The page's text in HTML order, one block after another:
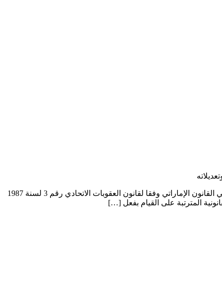
المسؤولية الجنائية وموانعها في القانون الإماراتي وفقا لقانون العقوبات الاتحادي رقم 3 لسنة 1987 م وتعديلاته المسؤولية الجنائية وموانعها في القانون الإماراتي وفقا لقانون العقوبات الاتحادي رقم 3 لسنة 1987
المترتبة على القيام بفعل […]